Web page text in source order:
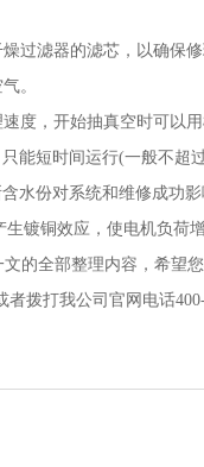
过滤器的滤芯，以确保
。
度，开始抽真空时可以
能短时间运行(一般不超
水份对系统和维修成功
镀铜效应，使电机负荷增
的全部整理内容，希望
拨打我公司官网电话400-